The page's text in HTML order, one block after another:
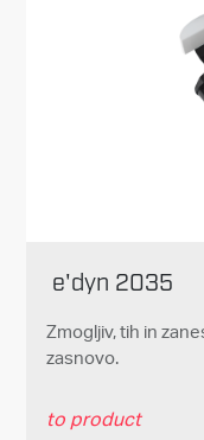
e'dyn 2035
Zmogljiv, tih in
zasnovo.
to product